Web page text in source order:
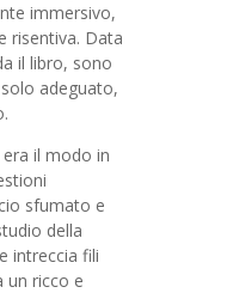
immersivo,
risentiva. Data
il libro, sono
adeguato,
il modo in
sfumato e
della
intreccia fili
un ricco e